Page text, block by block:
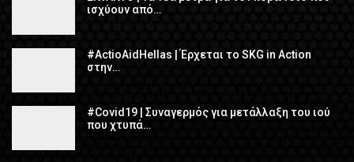
ισχύουν από…
#ActioAidHellas | Έρχεται το SKG in Action
στην…
#Covid19 | Συναγερμός για μετάλλαξη του ιού
που χτυπά…